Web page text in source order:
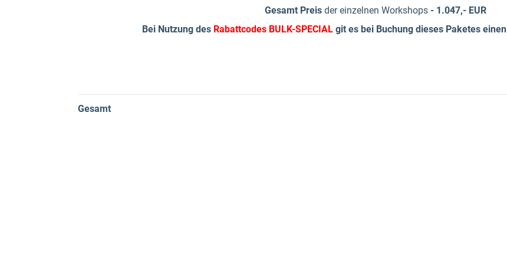
Gesamt Preis der einzelnen Workshops - 1.047,- EUR
Bei Nutzung des Rabattcodes BULK-SPECIALgit es bei Buchung dieses Paketes einen
Gesamt